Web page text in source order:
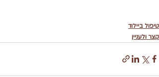
טיפול ביילוד
קצר ולעניין